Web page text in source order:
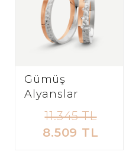
Gümüş
Alyanslar
11.345 TL
8.509 TL